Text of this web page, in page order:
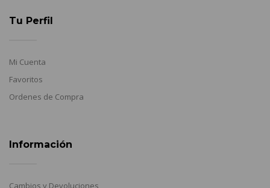
Tu Perfil
Mi Cuenta
Favoritos
Ordenes de Compra
Información
Cambios y Devoluciones